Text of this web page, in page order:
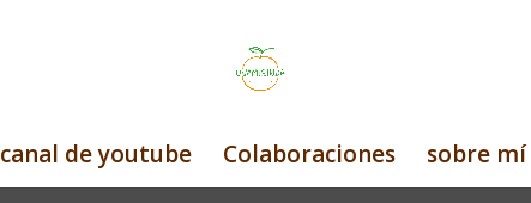
canal de youtube Colaboraciones sobre mí